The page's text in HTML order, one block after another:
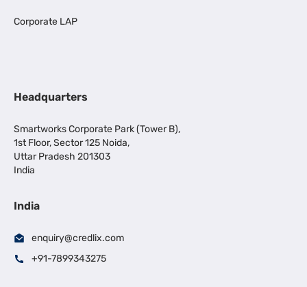
Corporate LAP
Headquarters
Smartworks Corporate Park (Tower B),
1st Floor, Sector 125 Noida,
Uttar Pradesh 201303
India
India
enquiry@credlix.com
+91-7899343275